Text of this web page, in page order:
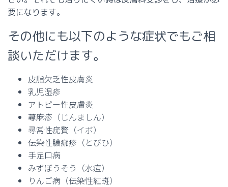
要になります。
その他にも以下のような症状でもご相
談いただけます。
皮脂欠乏性皮膚炎
乳児湿疹
アトピー性皮膚炎
蕁麻疹（じんましん）
尋常性疣贅（イボ）
伝染性膿痂疹（とびひ）
手足口病
みずぼうそう（水痘）
りんご病（伝染性紅斑）